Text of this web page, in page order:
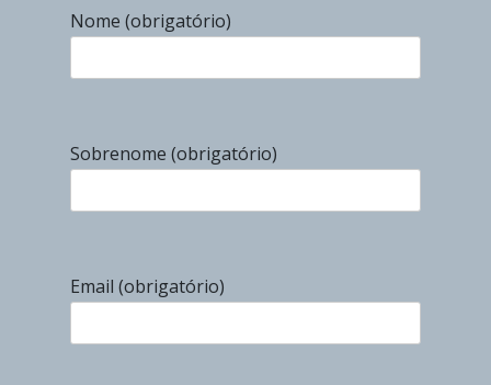
Nome (obrigatório)
Sobrenome (obrigatório)
Email (obrigatório)